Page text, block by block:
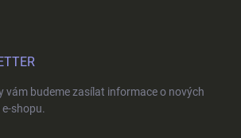
vám budeme zasílat informace o nových
shopu.